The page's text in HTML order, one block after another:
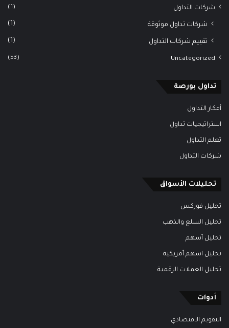
شركات التداول (1)
شركات تداول موثوقة (1)
تقييم شركات التداول (1)
Uncategorized
(53)
تداول بورصة
أفكار التداول
استراتيجيات تداول
تعلم التداول
شركات التداول
تحليلات الأسواق
تحليل فوركس
تحليل السلع والذهب
تحليل أسهم
تحليل اسهم أمريكية
تحليل العملات الرقمية
أدوات
التقويم الاقتصادي